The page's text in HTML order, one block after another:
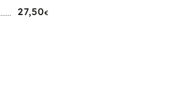
27,50€